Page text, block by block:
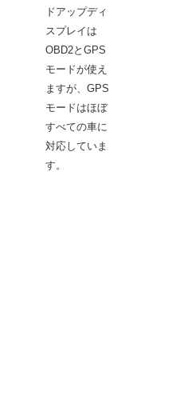
ドアップディ
スプレイは
OBD2とGPS
モードが使え
ますが、GPS
モードはほぼ
すべての車に
対応していま
す。